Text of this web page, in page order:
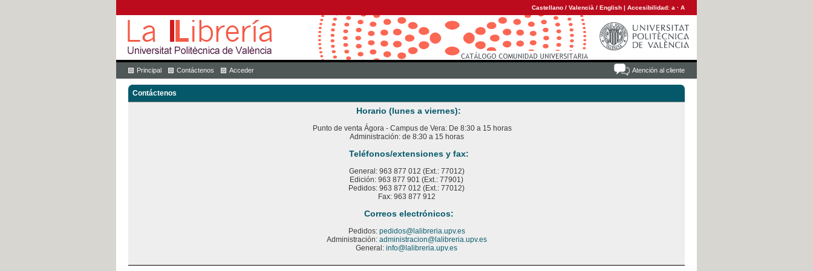
Castellano / Valencià / English | Accesibilidad: a · A
Atención al cliente
Principal Contáctenos Acceder
Contáctenos
Horario (lunes a viernes):
Punto de venta Ágora - Campus de Vera: De 8:30 a 15 horas
Administración: de 8:30 a 15 horas
Teléfonos/extensiones y fax:
General: 963 877 012 (Ext.: 77012)
Edición: 963 877 901 (Ext.: 77901)
Pedidos: 963 877 012 (Ext.: 77012)
Fax: 963 877 912
Correos electrónicos:
Pedidos: pedidos@lalibreria.upv.es
Administración: administracion@lalibreria.upv.es
General: info@lalibreria.upv.es